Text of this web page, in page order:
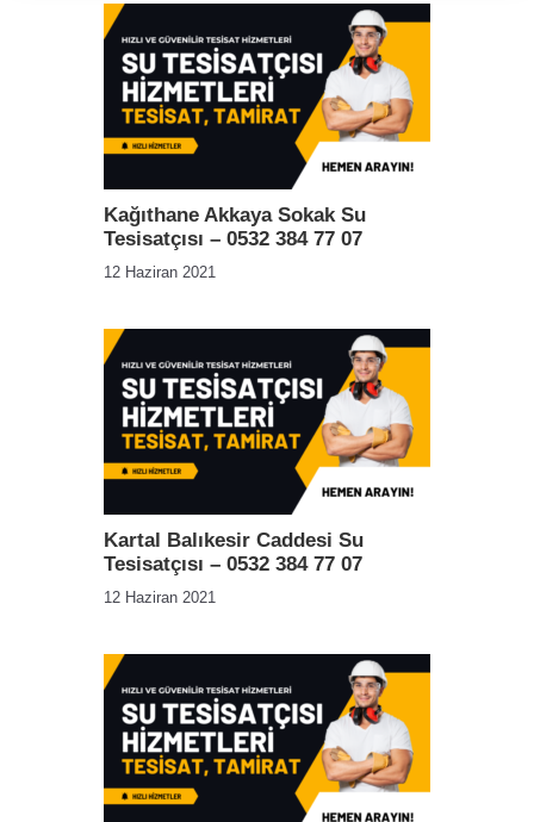
Kağıthane Akkaya Sokak Su
Tesisatçısı – 0532 384 77 07
12 Haziran 2021
Kartal Balıkesir Caddesi Su
Tesisatçısı – 0532 384 77 07
12 Haziran 2021